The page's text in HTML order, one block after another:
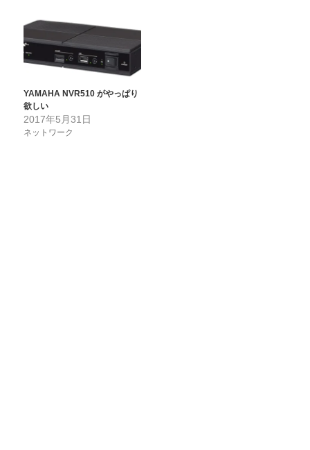
YAMAHA NVR510 がやっぱり
欲しい
2017年5月31日
ネットワーク